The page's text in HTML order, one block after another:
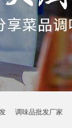
调味品批发厂家